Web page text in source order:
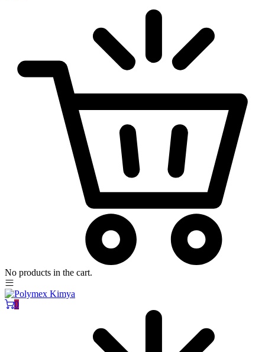
No products in the cart.
0